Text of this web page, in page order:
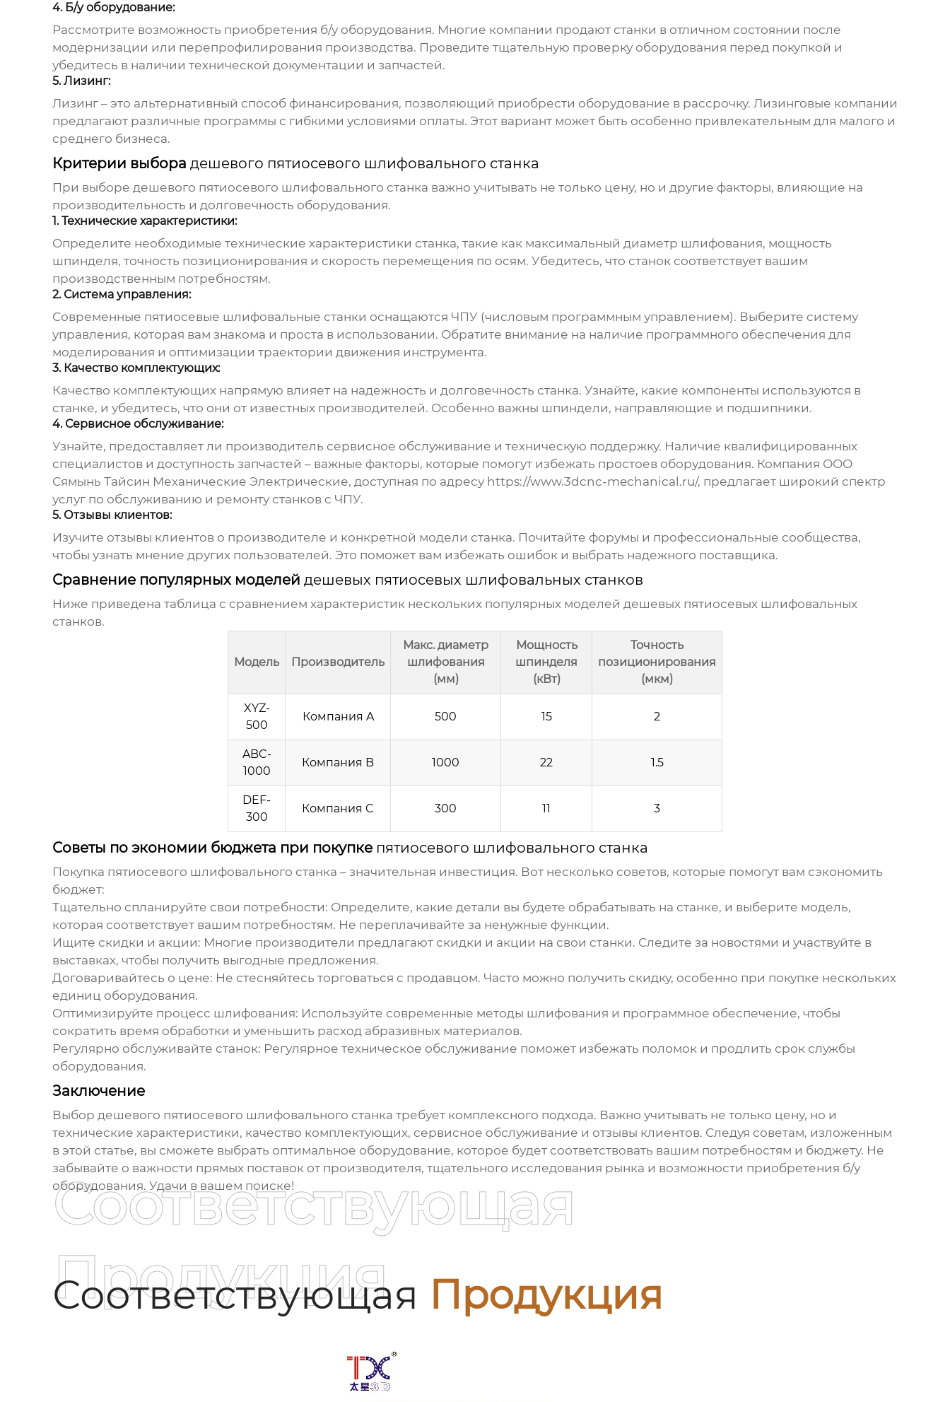
4. Б/у оборудование:
Рассмотрите возможность приобретения б/у оборудования. Многие компании продают станки в отличном состоянии после
модернизации или перепрофилирования производства. Проведите тщательную проверку оборудования перед покупкой и
убедитесь в наличии технической документации и запчастей.
5. Лизинг:
Лизинг – это альтернативный способ финансирования, позволяющий приобрести оборудование в рассрочку. Лизинговые компании
предлагают различные программы с гибкими условиями оплаты. Этот вариант может быть особенно привлекательным для малого и
среднего бизнеса.
Критерии выбора дешевого пятиосевого шлифовального станка
При выборе дешевого пятиосевого шлифовального станка важно учитывать не только цену, но и другие факторы, влияющие на
производительность и долговечность оборудования.
1. Технические характеристики:
Определите необходимые технические характеристики станка, такие как максимальный диаметр шлифования, мощность
шпинделя, точность позиционирования и скорость перемещения по осям. Убедитесь, что станок соответствует вашим
производственным потребностям.
2. Система управления:
Современные пятиосевые шлифовальные станки оснащаются ЧПУ (числовым программным управлением). Выберите систему
управления, которая вам знакома и проста в использовании. Обратите внимание на наличие программного обеспечения для
моделирования и оптимизации траектории движения инструмента.
3. Качество комплектующих:
Качество комплектующих напрямую влияет на надежность и долговечность станка. Узнайте, какие компоненты используются в
станке, и убедитесь, что они от известных производителей. Особенно важны шпиндели, направляющие и подшипники.
4. Сервисное обслуживание:
Узнайте, предоставляет ли производитель сервисное обслуживание и техническую поддержку. Наличие квалифицированных
специалистов и доступность запчастей – важные факторы, которые помогут избежать простоев оборудования. Компания ООО
Сямынь Тайсин Механические Электрические, доступная по адресу https://www.3dcnc-mechanical.ru/, предлагает широкий спектр
услуг по обслуживанию и ремонту станков с ЧПУ.
5. Отзывы клиентов:
Изучите отзывы клиентов о производителе и конкретной модели станка. Почитайте форумы и профессиональные сообщества,
чтобы узнать мнение других пользователей. Это поможет вам избежать ошибок и выбрать надежного поставщика.
Сравнение популярных моделей дешевых пятиосевых шлифовальных станков
Ниже приведена таблица с сравнением характеристик нескольких популярных моделей дешевых пятиосевых шлифовальных
станков.
Модель Производитель
Макс. диаметр
шлифования
(мм)
Мощность
шпинделя
(кВт)
Точность
позиционирования
(мкм)
XYZ-
500
Компания A 500 15 2
ABC-
1000
Компания B 1000 22 1.5
DEF-
300
Компания C 300 11 3
Советы по экономии бюджета при покупке пятиосевого шлифовального станка
Покупка пятиосевого шлифовального станка – значительная инвестиция. Вот несколько советов, которые помогут вам сэкономить
бюджет:
Тщательно спланируйте свои потребности: Определите, какие детали вы будете обрабатывать на станке, и выберите модель,
которая соответствует вашим потребностям. Не переплачивайте за ненужные функции.
Ищите скидки и акции: Многие производители предлагают скидки и акции на свои станки. Следите за новостями и участвуйте в
выставках, чтобы получить выгодные предложения.
Договаривайтесь о цене: Не стесняйтесь торговаться с продавцом. Часто можно получить скидку, особенно при покупке нескольких
единиц оборудования.
Оптимизируйте процесс шлифования: Используйте современные методы шлифования и программное обеспечение, чтобы
сократить время обработки и уменьшить расход абразивных материалов.
Регулярно обслуживайте станок: Регулярное техническое обслуживание поможет избежать поломок и продлить срок службы
оборудования.
Заключение
Выбор дешевого пятиосевого шлифовального станка требует комплексного подхода. Важно учитывать не только цену, но и
технические характеристики, качество комплектующих, сервисное обслуживание и отзывы клиентов. Следуя советам, изложенным
в этой статье, вы сможете выбрать оптимальное оборудование, которое будет соответствовать вашим потребностям и бюджету. Не
забывайте о важности прямых поставок от производителя, тщательного исследования рынка и возможности приобретения б/у
оборудования. Удачи в вашем поиске!
Соответствующая Продукция
Соответствующая
Продукция